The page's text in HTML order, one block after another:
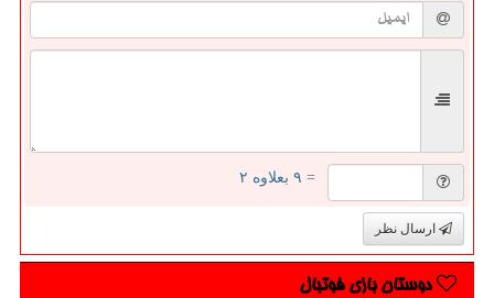
= ۹ بعلاوه ۲
ارسال نظر
دوستان بازی فوتبال